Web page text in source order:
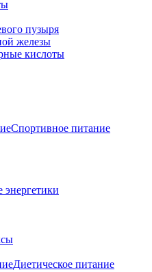
пузыря
железы
кислоты
Спортивное питание
Диетическое питание